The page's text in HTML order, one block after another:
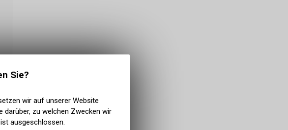
Sie?
wir auf unserer Website
darüber, zu welchen Zwecken wir
ausgeschlossen.